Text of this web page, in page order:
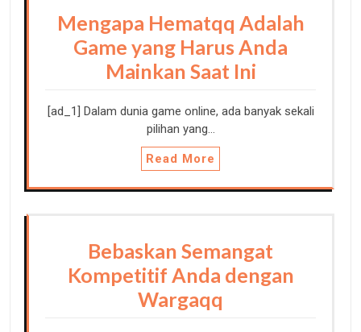
Mengapa Hematqq Adalah
Game yang Harus Anda
Mainkan Saat Ini
[ad_1] Dalam dunia game online, ada banyak sekali
pilihan yang…
Read More
Bebaskan Semangat
Kompetitif Anda dengan
Wargaqq